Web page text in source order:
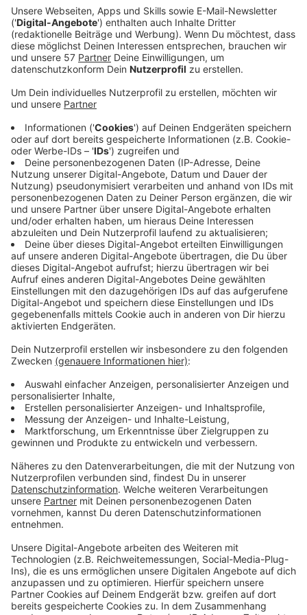
Ein Promi, keine Fragen und fünf
Gegenstände
Anzeige
Wenn ein Popstar, Comedian, Schauspieler oder
Politiker bei uns zu Besuch ist, stellt er sich auch dem
besonderen Video-Interview „Fünf für". Dabei wird
keine einzige Frage gestellt, sondern dem Gast
einfach fünf Dinge in die Hand gedrückt, zu denen er
das erzählt, was ihm als Erstes einfällt. Keine
Standardantworten, keine Promotionaussagen -
sondern ganz persönliche Geschichten - das ist „Fünf
für"!
Anzeige
Wir benötigen Ihre
Zustimmung, um den YouTube
Video-Service zu laden!
Wir verwenden einen Service eines
Drittanbieters, um Videoinhalte
Daten zu Ihren Aktivitäten
sammeln. Bitte lesen Sie die
Details durch und stimmen Sie der
Nutzung des Service zu, um dieses
Mehr Informationen
Akzeptieren
Fünf für Mike Singer
Anzeige